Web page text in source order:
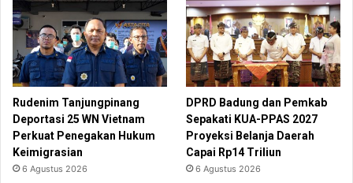
Rudenim Tanjungpinang
Deportasi 25 WN Vietnam
Perkuat Penegakan Hukum
Keimigrasian
6 Agustus 2026
DPRD Badung dan Pemkab
Sepakati KUA-PPAS 2027
Proyeksi Belanja Daerah
Capai Rp14 Triliun
6 Agustus 2026